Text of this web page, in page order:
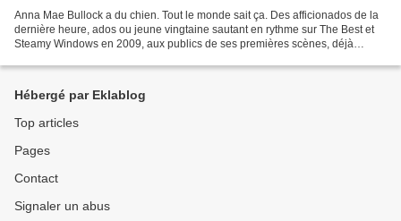
Anna Mae Bullock a du chien. Tout le monde sait ça. Des afficionados de la
dernière heure, ados ou jeune vingtaine sautant en rythme sur The Best et
Steamy Windows en 2009, aux publics de ses premières scènes, déjà
Hébergé par Eklablog
Top articles
Pages
Contact
Signaler un abus